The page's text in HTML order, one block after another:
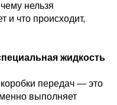
нельзя
и что происходит,
жидкость
передач — это
выполняет